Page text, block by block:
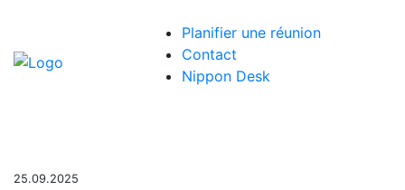
Planifier une réunion
Contact
Nippon Desk
25.09.2025